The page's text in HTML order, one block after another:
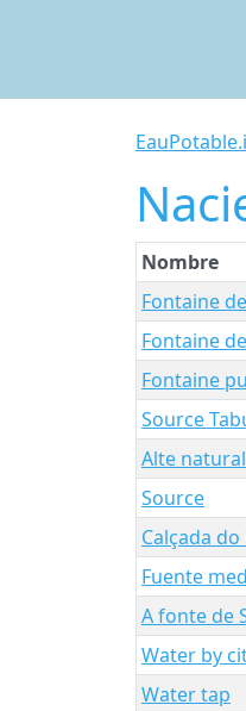
Nombre
Fontaine
Fontaine
Fontaine
Source
Alte
Source
Calçada
Fuente
A fonte de
Water by
Water tap